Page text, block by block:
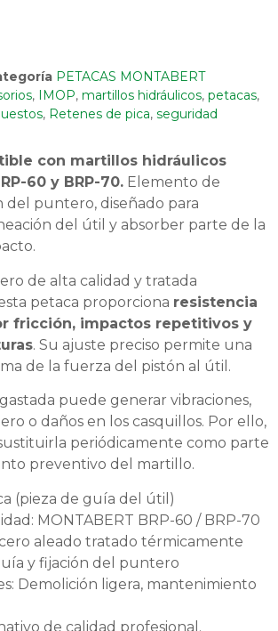
PETACAS MONTABERT
, IMOP, martillos hidráulicos, petacas,
, Retenes de pica, seguridad
con martillos hidráulicos
60 y BRP-70. Elemento de
del puntero, diseñado para
del útil y absorber parte de la
de alta calidad y tratada
petaca proporciona resistencia
fricción, impactos repetitivos y
. Su ajuste preciso permite una
de la fuerza del pistón al útil.
puede generar vibraciones,
o daños en los casquillos. Por ello,
periódicamente como parte
preventivo del martillo.
(pieza de guía del útil)
MONTABERT BRP-60 / BRP-70
aleado tratado térmicamente
y fijación del puntero
Demolición ligera, mantenimiento
de calidad profesional.